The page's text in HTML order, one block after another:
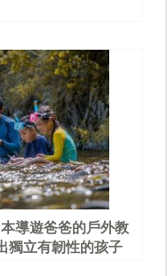
導遊爸爸的戶外教
獨立有韌性的孩子